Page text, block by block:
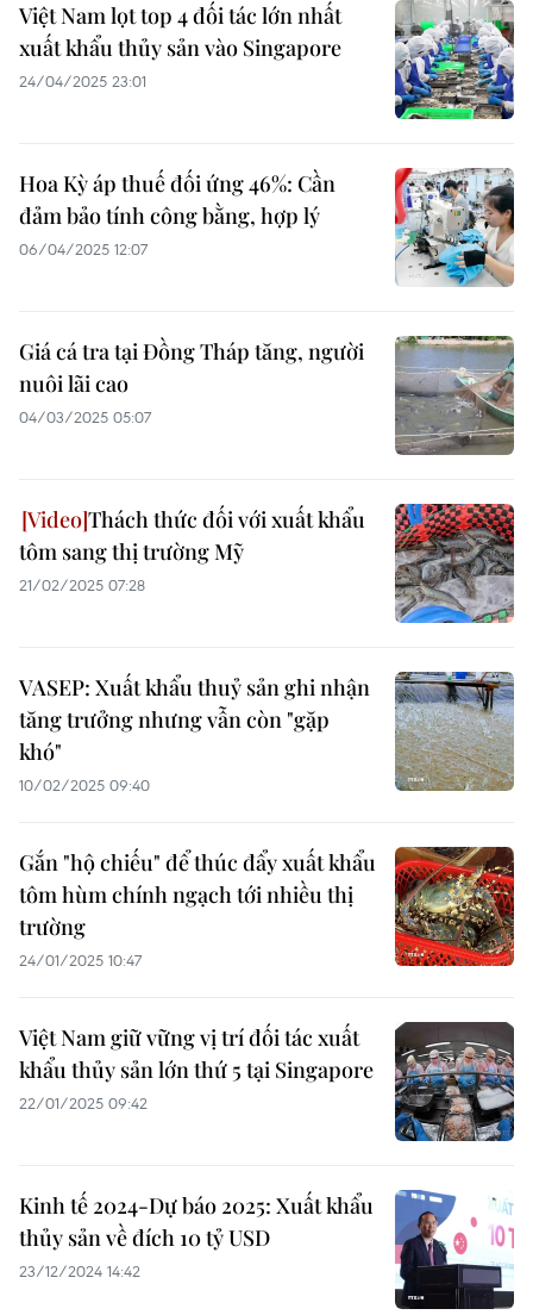
Việt Nam lọt top 4 đối tác lớn nhất
xuất khẩu thủy sản vào Singapore
24/04/2025 23:01
Hoa Kỳ áp thuế đối ứng 46%: Cần
đảm bảo tính công bằng, hợp lý
06/04/2025 12:07
Giá cá tra tại Đồng Tháp tăng, người
nuôi lãi cao
04/03/2025 05:07
Thách thức đối với xuất khẩu
tôm sang thị trường Mỹ
21/02/2025 07:28
VASEP: Xuất khẩu thuỷ sản ghi nhận
tăng trưởng nhưng vẫn còn "gặp
khó"
10/02/2025 09:40
Gắn "hộ chiếu" để thúc đẩy xuất khẩu
tôm hùm chính ngạch tới nhiều thị
trường
24/01/2025 10:47
Việt Nam giữ vững vị trí đối tác xuất
khẩu thủy sản lớn thứ 5 tại Singapore
22/01/2025 09:42
Kinh tế 2024-Dự báo 2025: Xuất khẩu
thủy sản về đích 10 tỷ USD
23/12/2024 14:42